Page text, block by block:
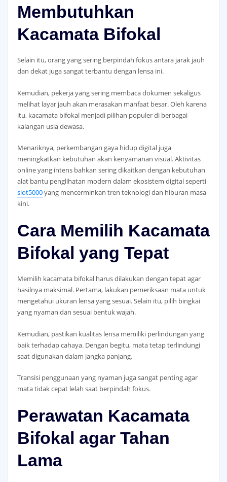
Membutuhkan
Kacamata Bifokal
Selain itu, orang yang sering berpindah fokus antara jarak jauh
dan dekat juga sangat terbantu dengan lensa ini.
Kemudian, pekerja yang sering membaca dokumen sekaligus
melihat layar jauh akan merasakan manfaat besar. Oleh karena
itu, kacamata bifokal menjadi pilihan populer di berbagai
kalangan usia dewasa.
Menariknya, perkembangan gaya hidup digital juga
meningkatkan kebutuhan akan kenyamanan visual. Aktivitas
online yang intens bahkan sering dikaitkan dengan kebutuhan
alat bantu penglihatan modern dalam ekosistem digital seperti
slot5000yang mencerminkan tren teknologi dan hiburan masa
kini.
Cara Memilih Kacamata
Bifokal yang Tepat
Memilih kacamata bifokal harus dilakukan dengan tepat agar
hasilnya maksimal. Pertama, lakukan pemeriksaan mata untuk
mengetahui ukuran lensa yang sesuai. Selain itu, pilih bingkai
yang nyaman dan sesuai bentuk wajah.
Kemudian, pastikan kualitas lensa memiliki perlindungan yang
baik terhadap cahaya. Dengan begitu, mata tetap terlindungi
saat digunakan dalam jangka panjang.
Transisi penggunaan yang nyaman juga sangat penting agar
mata tidak cepat lelah saat berpindah fokus.
Perawatan Kacamata
Bifokal agar Tahan
Lama